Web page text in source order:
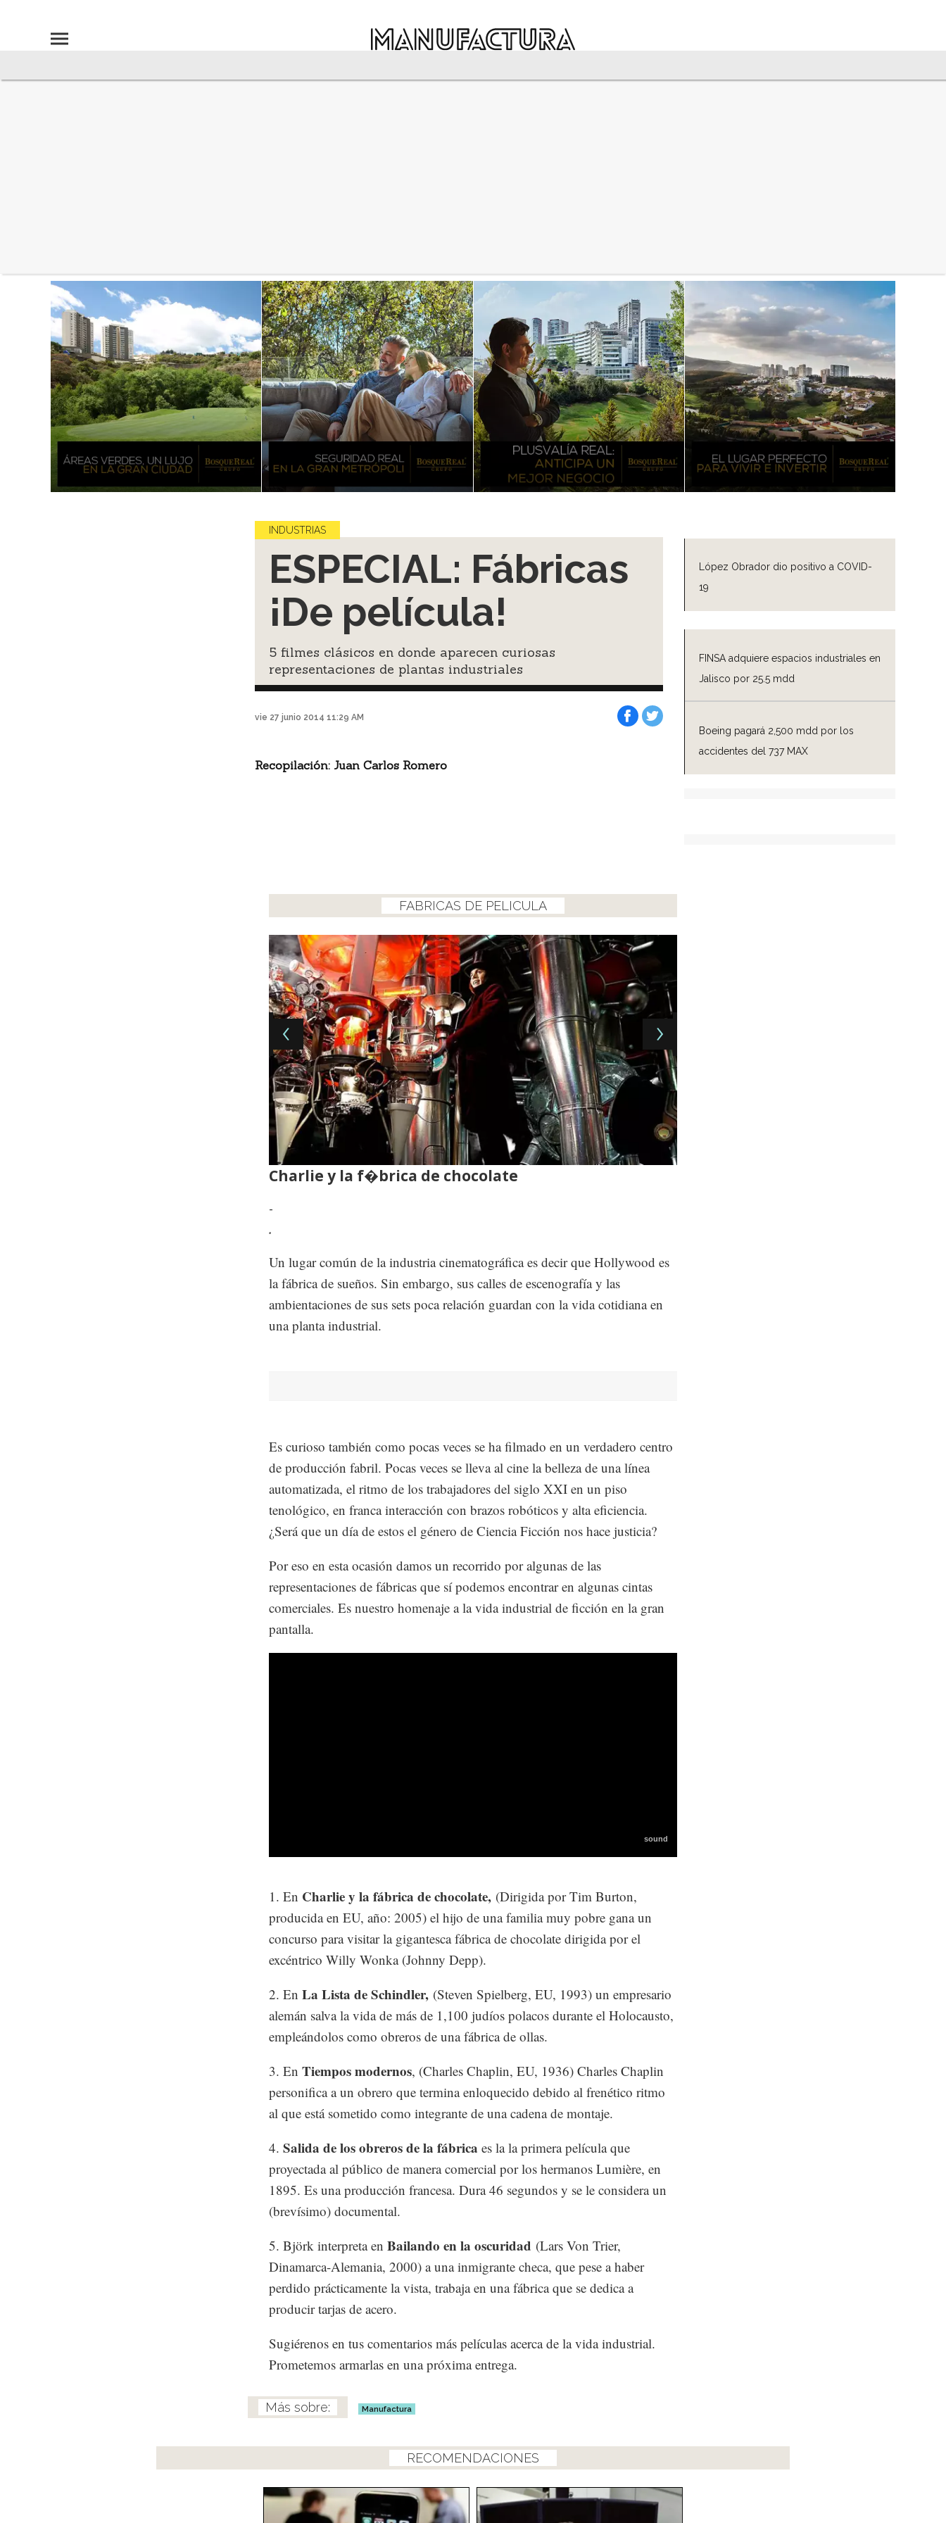
López Obrador dio positivo a COVID-
19
FINSA adquiere espacios industriales en
Jalisco por 25.5 mdd
Boeing pagará 2,500 mdd por los
accidentes del 737 MAX
INDUSTRIAS
ESPECIAL: Fábricas
¡De película!
5 filmes clásicos en donde aparecen curiosas
representaciones de plantas industriales
vie 27 junio 2014 11:29 AM
Recopilación: Juan Carlos Romero
FABRICAS DE PELICULA
Charlie y la f�brica de chocolate
-
.
Un lugar común de la industria cinematográfica es decir que Hollywood es
la fábrica de sueños. Sin embargo, sus calles de escenografía y las
ambientaciones de sus sets poca relación guardan con la vida cotidiana en
una planta industrial.
Es curioso también como pocas veces se ha filmado en un verdadero centro
de producción fabril. Pocas veces se lleva al cine la belleza de una línea
automatizada, el ritmo de los trabajadores del siglo XXI en un piso
tenológico, en franca interacción con brazos robóticos y alta eficiencia.
¿Será que un día de estos el género de Ciencia Ficción nos hace justicia?
Por eso en esta ocasión damos un recorrido por algunas de las
representaciones de fábricas que sí podemos encontrar en algunas cintas
comerciales. Es nuestro homenaje a la vida industrial de ficción en la gran
pantalla.
1. En Charlie y la fábrica de chocolate, (Dirigida por Tim Burton,
producida en EU, año: 2005) el hijo de una familia muy pobre gana un
concurso para visitar la gigantesca fábrica de chocolate dirigida por el
excéntrico Willy Wonka (Johnny Depp).
2. En La Lista de Schindler, (Steven Spielberg, EU, 1993) un empresario
alemán salva la vida de más de 1,100 judíos polacos durante el Holocausto,
empleándolos como obreros de una fábrica de ollas.
3. En Tiempos modernos, (Charles Chaplin, EU, 1936) Charles Chaplin
personifica a un obrero que termina enloquecido debido al frenético ritmo
al que está sometido como integrante de una cadena de montaje.
4. Salida de los obreros de la fábrica es la la primera película que
proyectada al público de manera comercial por los hermanos Lumière, en
1895. Es una producción francesa. Dura 46 segundos y se le considera un
(brevísimo) documental.
5. Björk interpreta en Bailando en la oscuridad (Lars Von Trier,
Dinamarca-Alemania, 2000) a una inmigrante checa, que pese a haber
perdido prácticamente la vista, trabaja en una fábrica que se dedica a
producir tarjas de acero.
Sugiérenos en tus comentarios más películas acerca de la vida industrial.
Prometemos armarlas en una próxima entrega.
Manufactura
RECOMENDACIONES